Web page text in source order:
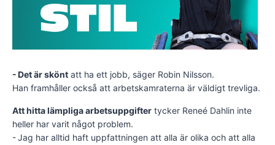
- Det är skönt att ha ett jobb, säger Robin Nilsson.
Han framhåller också att arbetskamraterna är väldigt trevliga.
Att hitta lämpliga arbetsuppgifter tycker Reneé Dahlin inte
heller har varit något problem.
- Jag har alltid haft uppfattningen att alla är olika och att alla